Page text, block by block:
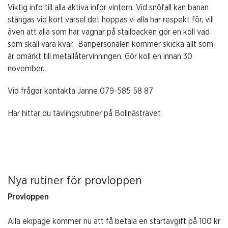
Viktig info till alla aktiva inför vintern. Vid snöfall kan banan
stängas vid kort varsel det hoppas vi alla har respekt för, vill
även att alla som har vagnar på stallbacken gör en koll vad
som skall vara kvar. Banpersonalen kommer skicka allt som
är omärkt till metallåtervinningen. Gör koll en innan 30
november.
Vid frågor kontakta Janne 079-585 58 87
Här hittar du tävlingsrutiner på Bollnästravet
Nya rutiner för provloppen
Provloppen
Alla ekipage kommer nu att få betala en startavgift på 100 kr